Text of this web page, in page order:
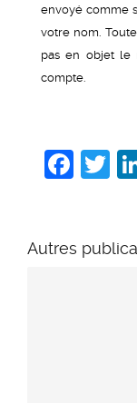
envoyé comme
votre nom.
pas en objet le
compte.
Autres